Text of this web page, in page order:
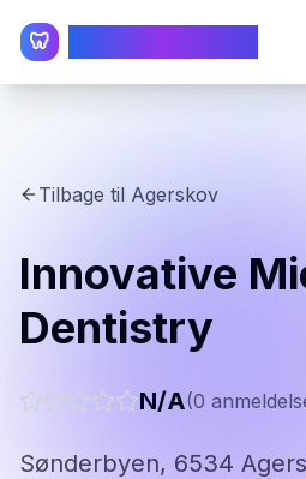
🦷
Tilbage til Agerskov
Innovative
Dentistry
N/A(0
Sønderbyen, 6534